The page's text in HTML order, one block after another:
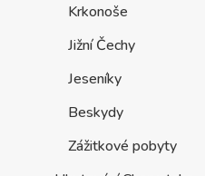
Krkonoše
Jižní Čechy
Jeseníky
Beskydy
Zážitkové pobyty